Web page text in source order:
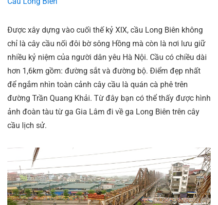
Được xây dựng vào cuối thế kỷ XIX, cầu Long Biên không
chỉ là cây cầu nối đôi bờ sông Hồng mà còn là nơi lưu giữ
nhiều kỷ niệm của người dân yêu Hà Nội. Cầu có chiều dài
hơn 1,6km gồm: đường sắt và đường bộ. Điểm đẹp nhất
để ngắm nhìn toàn cảnh cây cầu là quán cà phê trên
đường Trần Quang Khải. Từ đây bạn có thể thấy được hình
ảnh đoàn tàu từ ga Gia Lâm đi về ga Long Biên trên cây
cầu lịch sử.